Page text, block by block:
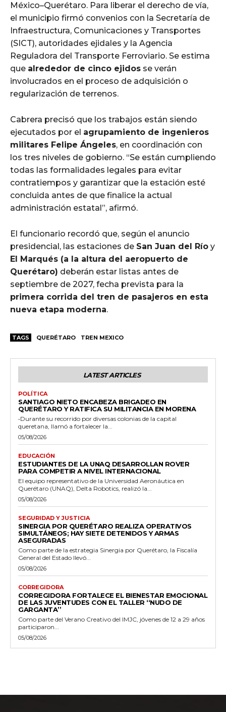
México–Querétaro. Para liberar el derecho de vía,
el municipio firmó convenios con la Secretaría de
Infraestructura, Comunicaciones y Transportes
(SICT), autoridades ejidales y la Agencia
Reguladora del Transporte Ferroviario. Se estima
que alrededor de cinco ejidos se verán
involucrados en el proceso de adquisición o
regularización de terrenos.
Cabrera precisó que los trabajos están siendo
ejecutados por el agrupamiento de ingenieros
militares Felipe Ángeles, en coordinación con
los tres niveles de gobierno. “Se están cumpliendo
todas las formalidades legales para evitar
contratiempos y garantizar que la estación esté
concluida antes de que finalice la actual
administración estatal”, afirmó.
El funcionario recordó que, según el anuncio
presidencial, las estaciones de San Juan del Río y
El Marqués (a la altura del aeropuerto de
Querétaro) deberán estar listas antes de
septiembre de 2027, fecha prevista para la
primera corrida del tren de pasajeros en esta
nueva etapa moderna.
TAGS QUERÉTARO TREN MEXICO
LATEST ARTICLES
POLÍTICA
SANTIAGO NIETO ENCABEZA BRIGADEO EN
QUERÉTARO Y RATIFICA SU MILITANCIA EN MORENA
•Durante su recorrido por diversas colonias de la capital
queretana, llamó a fortalecer la...
05/08/2026
EDUCACIÓN
ESTUDIANTES DE LA UNAQ DESARROLLAN ROVER
PARA COMPETIR A NIVEL INTERNACIONAL
El equipo representativo de la Universidad Aeronáutica en
Querétaro (UNAQ), Delta Robotics, realizó la...
05/08/2026
SEGURIDAD Y JUSTICIA
SINERGIA POR QUERÉTARO REALIZA OPERATIVOS
SIMULTÁNEOS; HAY SIETE DETENIDOS Y ARMAS
ASEGURADAS
Como parte de la estrategia Sinergia por Querétaro, la Fiscalía
General del Estado llevó...
05/08/2026
CORREGIDORA
CORREGIDORA FORTALECE EL BIENESTAR EMOCIONAL
DE LAS JUVENTUDES CON EL TALLER ‘‘NUDO DE
GARGANTA’’
Como parte del Verano Creativo del IMJC, jóvenes de 12 a 29 años
participaron...
05/08/2026